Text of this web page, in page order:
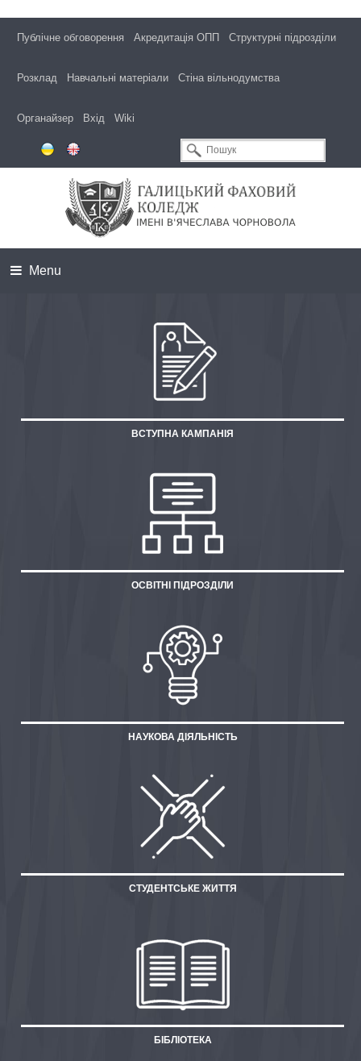
Публічне обговорення Акредитація ОПП Структурні підрозділи
Розклад Навчальні матеріали Стіна вільнодумства
Органайзер Вхід Wiki
Menu
ВСТУПНА КАМПАНІЯ
ОСВІТНІ ПІДРОЗДІЛИ
НАУКОВА ДІЯЛЬНІСТЬ
СТУДЕНТСЬКЕ ЖИТТЯ
БІБЛІОТЕКА